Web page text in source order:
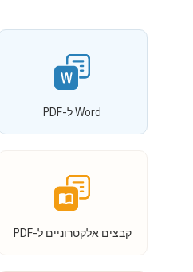
Word ל-PDF
קבצים אלקטרוניים ל-PDF